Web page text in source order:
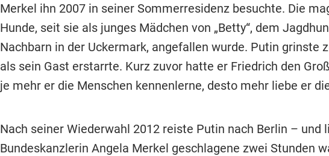
Merkel ihn 2007 in seiner Sommerresidenz besuchte. Die
Hunde, seit sie als junges Mädchen von „Betty“, dem
Nachbarn in der Uckermark, angefallen wurde. Putin grinste
als sein Gast erstarrte. Kurz zuvor hatte er Friedrich den
je mehr er die Menschen kennenlerne, desto mehr liebe er
Nach seiner Wiederwahl 2012 reiste Putin nach Berlin – und
Bundeskanzlerin Angela Merkel geschlagene zwei Stunden